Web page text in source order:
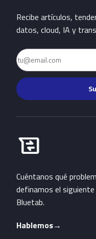
Recibe artículos,
datos, cloud, IA y
Email
business_messages
Habla con Bluetab
Cuéntanos qué
definamos el
Bluetab.
Hablemos→